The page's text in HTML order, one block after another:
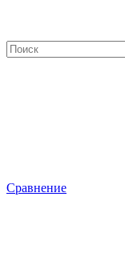
Сравнение